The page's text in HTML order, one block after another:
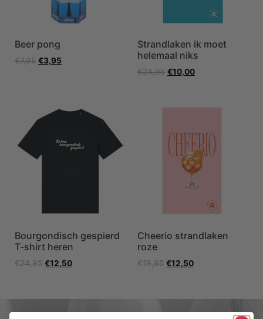
Beer pong
€7,95 €3,95
Strandlaken ik moet
helemaal niks
€24,95 €10,00
Bourgondisch gespierd
T-shirt heren
€24,95 €12,50
Cheerio strandlaken
roze
€19,95 €12,50